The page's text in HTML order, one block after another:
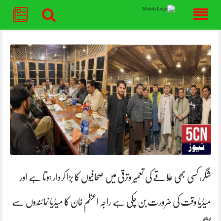
content
شگر، کسی بھی علاقے کی تعمیر وترقی میں صحافیوں کا بڑا کردار ہوتا ہے اور
میڈیا وقت کی ضرورت بن چکی ہے راجہ اعظم خان کا میڈیا نمائندوں سے